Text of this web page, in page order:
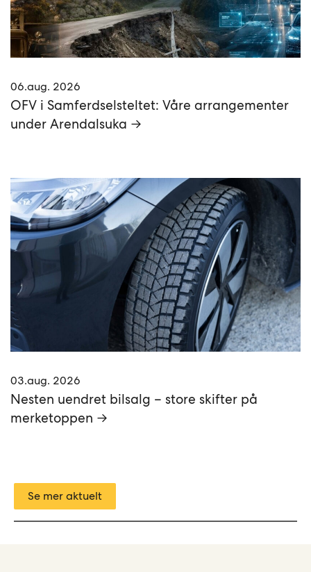
06.aug. 2026
OFV i Samferdselsteltet: Våre arrangementer
under Arendalsuka →
03.aug. 2026
Nesten uendret bilsalg – store skifter på
merketoppen →
Se mer aktuelt